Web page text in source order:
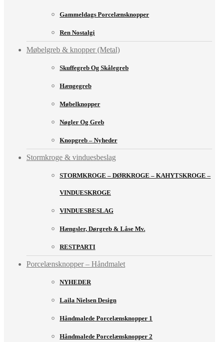
Gammeldags Porcelænsknopper
Ren Nostalgi
Møbelgreb & knopper (Metal)
Skuffegreb Og Skålegreb
Hængegreb
Møbelknopper
Nøgler Og Greb
Knopgreb – Nyheder
Stormkroge & vinduesbeslag
STORMKROGE – DØRKROGE – KAHYTSKROGE –
VINDUESKROGE
VINDUESBESLAG
Hængsler, Dørgreb & Låse Mv.
RESTPARTI
Porcelænsknopper – Håndmalet
NYHEDER
Laila Nielsen Design
Håndmalede Porcelænsknopper 1
Håndmalede Porcelænsknopper 2